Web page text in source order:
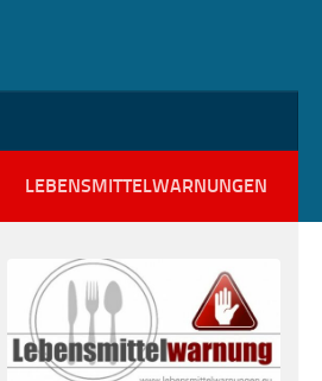
LEBENSMITTELWARNUNGEN